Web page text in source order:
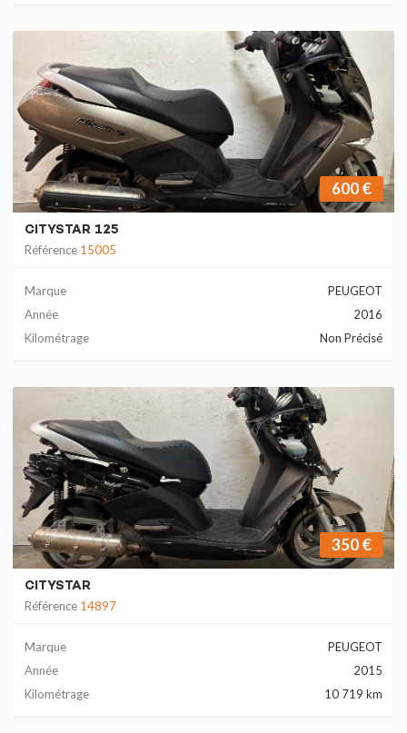
600 €
CITYSTAR 125
Référence 15005
Marque
PEUGEOT
Année
2016
Kilométrage
Non Précisé
350 €
CITYSTAR
Référence 14897
Marque
PEUGEOT
Année
2015
Kilométrage
10 719 km